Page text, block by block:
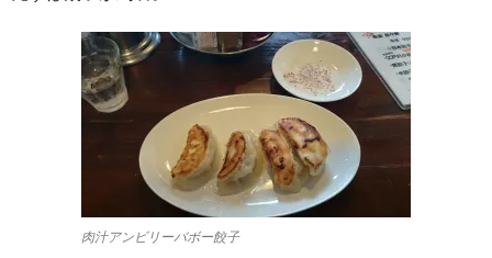
肉汁アンビリーバボー餃子